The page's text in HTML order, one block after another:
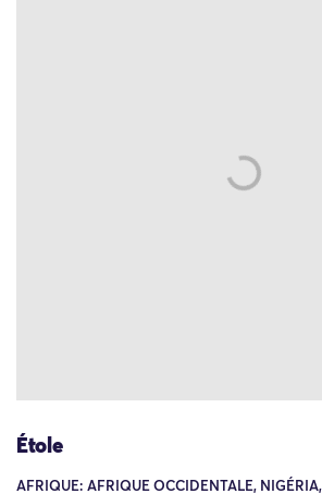
Étole
AFRIQUE: AFRIQUE OCCIDENTALE,